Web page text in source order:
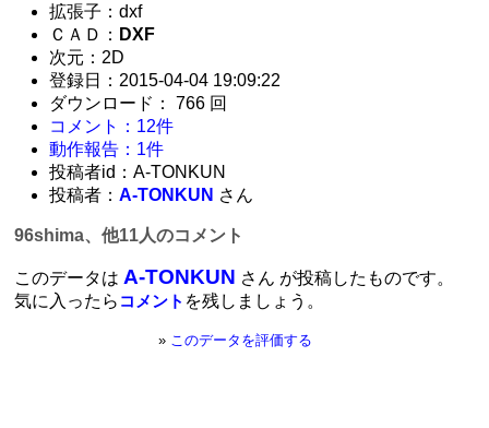
拡張子：dxf
ＣＡＤ： DXF
次元：2D
登録日：2015-04-04 19:09:22
ダウンロード： 766 回
コメント：12件
動作報告：1件
投稿者id：A-TONKUN
投稿者：A-TONKUN さん
96shima、他11人のコメント
このデータは A-TONKUN さん が投稿したものです。
気に入ったら コメント を残しましょう。
» このデータを評価する